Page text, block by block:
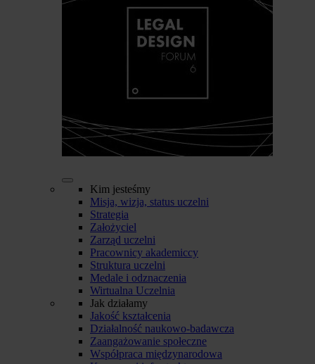
Kim jesteśmy
Misja, wizja, status uczelni
Strategia
Założyciel
Zarząd uczelni
Pracownicy akademiccy
Struktura uczelni
Medale i odznaczenia
Wirtualna Uczelnia
Jak działamy
Jakość kształcenia
Działalność naukowo-badawcza
Zaangażowanie społeczne
Współpraca międzynarodowa